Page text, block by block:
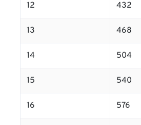
12 432
13 468
14 504
15 540
16 576